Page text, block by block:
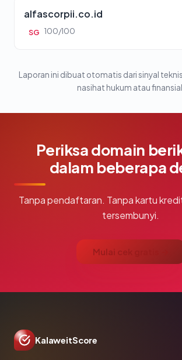
alfascorpii.co.id
SG 100/100
Laporan ini dibuat otomatis dari sinyal
nasihat hukum atau
Periksa domain
dalam beberapa
Tanpa pendaftaran. Tanpa kartu
tersembunyi.
Mulai cek gratis →
KalaweitScore